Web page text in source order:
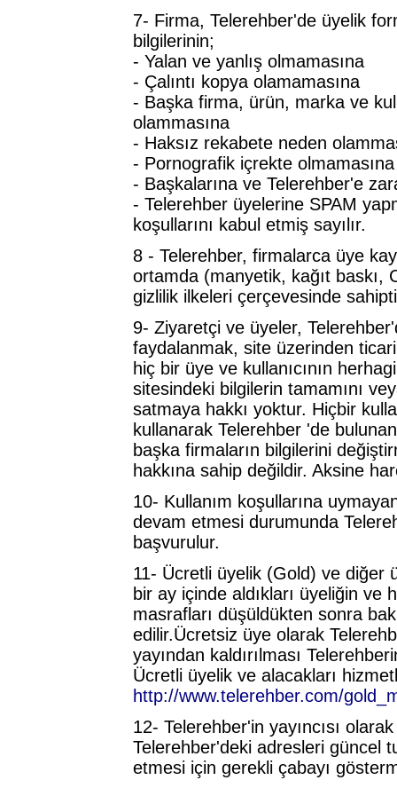
7- Firma, Telerehber'de üyelik
bilgilerinin;
- Yalan ve yanlış olmamasına
- Çalıntı kopya olamamasına
- Başka firma, ürün, marka ve
olammasına
- Haksız rekabete neden
- Pornografik içrekte olmamasına
- Başkalarına ve Telerehber'e
- Telerehber üyelerine SPAM
koşullarını kabul etmiş sayılır.
8 - Telerehber, firmalarca üye
ortamda (manyetik, kağıt baskı,
gizlilik ilkeleri çerçevesinde
9- Ziyaretçi ve üyeler,
faydalanmak, site üzerinden
hiç bir üye ve kullanıcının
sitesindeki bilgilerin tamamını
satmaya hakkı yoktur. Hiçbir
kullanarak Telerehber 'de
başka firmaların bilgilerini
hakkına sahip değildir. Aksine
10- Kullanım koşullarına
devam etmesi durumunda
başvurulur.
11- Ücretli üyelik (Gold) ve diğer
bir ay içinde aldıkları üyeliğin
masrafları düşüldükten sonra
edilir.Ücretsiz üye olarak
yayından kaldırılması
Ücretli üyelik ve alacakları
http://www.telerehber.com/
12- Telerehber'in yayıncısı
Telerehber'deki adresleri güncel
etmesi için gerekli çabayı